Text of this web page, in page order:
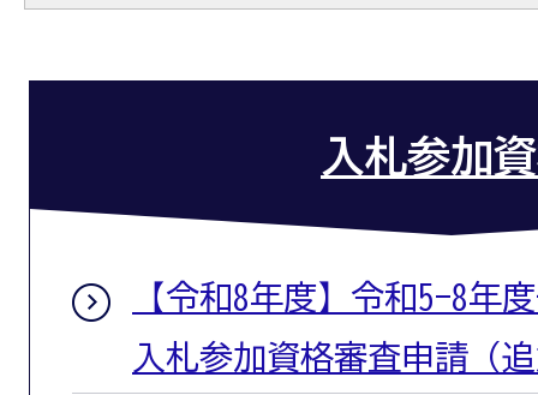
入札参加
【令和8年度】令和5-8年
入札参加資格審査申請（